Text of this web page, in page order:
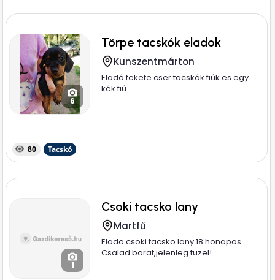
6
Törpe tacskók eladok
Kunszentmárton
Eladó fekete cser tacskók fiúk es egy
kék fiú
80 Tacskó
1
Csoki tacsko lany
Martfű
Elado csoki tacsko lany 18 honapos
Csalad barat,jelenleg tuzel!